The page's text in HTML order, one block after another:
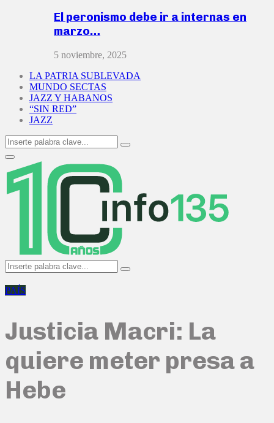
El peronismo debe ir a internas en
marzo…
5 noviembre, 2025
LA PATRIA SUBLEVADA
MUNDO SECTAS
JAZZ Y HABANOS
“SIN RED”
JAZZ
Search
for:
Search
Primary
Menu
Search
for:
Search
PAÍS
Justicia Macri: La
quiere meter presa a
Hebe